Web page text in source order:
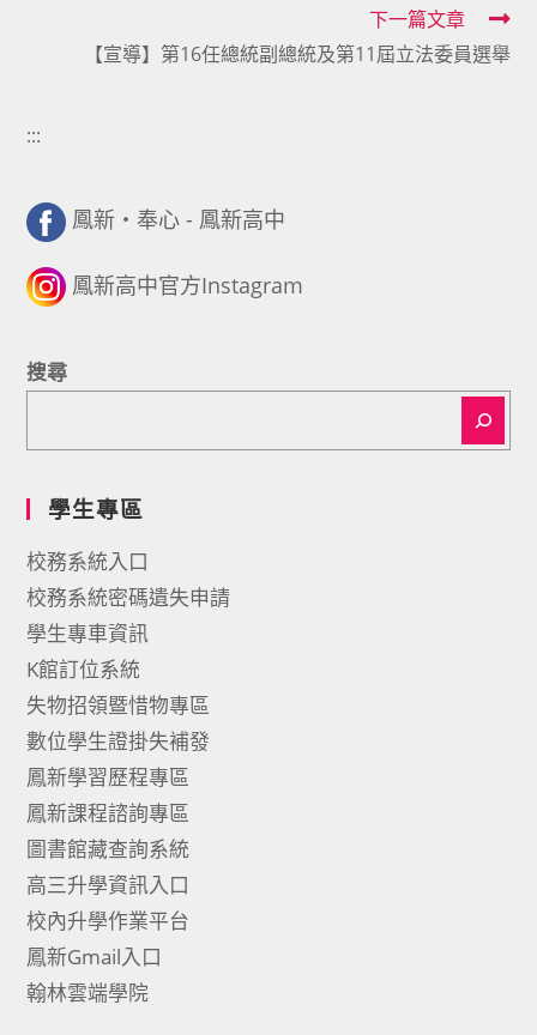
下一篇文章
【宣導】第16任總統副總統及第11屆立法委員選舉
:::
鳳新・奉心 - 鳳新高中
鳳新高中官方Instagram
搜尋
學生專區
校務系統入口
校務系統密碼遺失申請
學生專車資訊
K館訂位系統
失物招領暨惜物專區
數位學生證掛失補發
鳳新學習歷程專區
鳳新課程諮詢專區
圖書館藏查詢系統
高三升學資訊入口
校內升學作業平台
鳳新Gmail入口
翰林雲端學院